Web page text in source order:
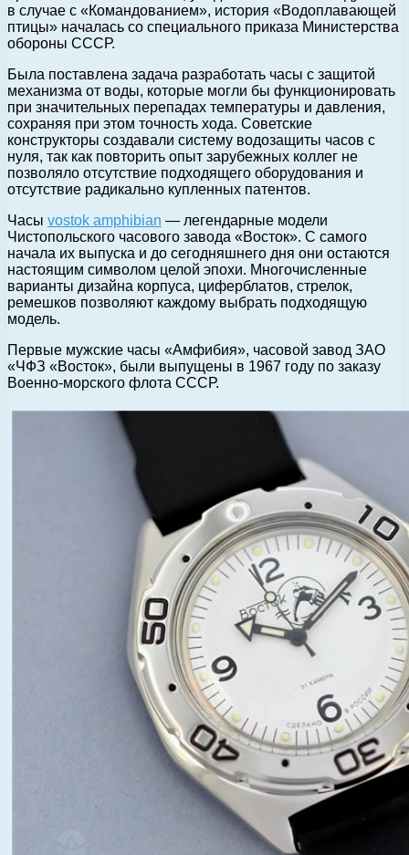
в случае с «Командованием», история «Водоплавающей
птицы» началась со специального приказа Министерства
обороны СССР.
Была поставлена задача разработать часы с защитой
механизма от воды, которые могли бы функционировать
при значительных перепадах температуры и давления,
сохраняя при этом точность хода. Советские
конструкторы создавали систему водозащиты часов с
нуля, так как повторить опыт зарубежных коллег не
позволяло отсутствие подходящего оборудования и
отсутствие радикально купленных патентов.
Часы vostok amphibian — легендарные модели
Чистопольского часового завода «Восток». С самого
начала их выпуска и до сегодняшнего дня они остаются
настоящим символом целой эпохи. Многочисленные
варианты дизайна корпуса, циферблатов, стрелок,
ремешков позволяют каждому выбрать подходящую
модель.
Первые мужские часы «Амфибия», часовой завод ЗАО
«ЧФЗ «Восток», были выпущены в 1967 году по заказу
Военно-морского флота СССР.